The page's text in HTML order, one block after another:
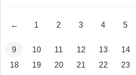
← 1 2 3 4 5
9
10 11 12 13 14
18
19 20 21 22 23